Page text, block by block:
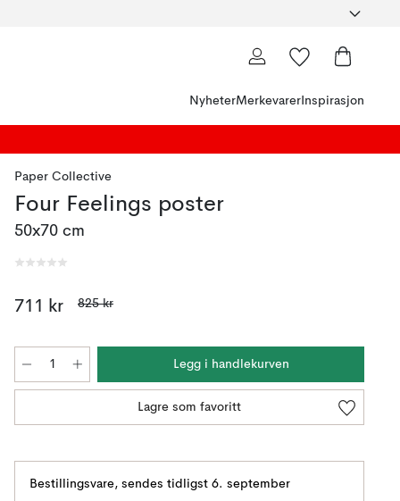
NyheterMerkevarer Inspirasjon
Paper Collective
Four Feelings poster
50x70 cm
711 kr 825 kr
Legg i handlekurven
Lagre som favoritt
Bestillingsvare, sendes tidligst 6. september